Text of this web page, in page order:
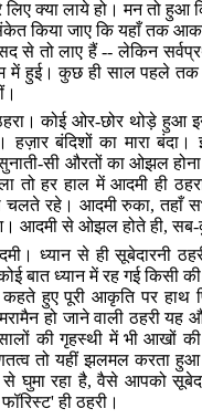
लिए क्या लाये हो। मन तो
किया जाए कि यहाँ तक
से तो लाए हैं -- लेकिन
में हुई। कुछ ही साल पहले तक
कोई ओर-छोर थोड़े हुआ
बंदिशों का मारा बंदा।
सी औरतों का ओझल
तो हर हाल में आदमी ही
चलते रहे। आदमी रुका,तहाँ
आदमी से ओझल होते ही,सब-
ध्यान से ही सूबेदारनी
बात ध्यान में रह गई किसी
कहते हुए पूरी आकृति पर हाथ
हो जाने वाली
की गृहस्थी में भी आखों
तो यहीं झलमल करता हुआ
से घुमा रहा है,वैसे आपको
फॉरिस्ट'ही ठहरी।